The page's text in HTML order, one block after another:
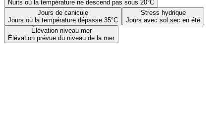
Nuits où la température ne descend pas sous 20°C
Jours de canicule
Jours où la température dépasse 35°C
Stress hydrique
Jours avec sol sec en été
Élévation niveau mer
Élévation prévue du niveau de la mer